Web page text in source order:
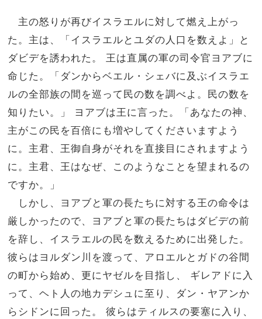
主の怒りが再びイスラエルに対して燃え上がっ
た。主は、「イスラエルとユダの人口を数えよ」と
ダビデを誘われた。 王は直属の軍の司令官ヨアブに
命じた。「ダンからベエル・シェバに及ぶイスラエ
ルの全部族の間を巡って民の数を調べよ。民の数を
知りたい。」 ヨアブは王に言った。「あなたの神、
主がこの民を百倍にも増やしてくださいますよう
に。主君、王御自身がそれを直接目にされますよう
に。主君、王はなぜ、このようなことを望まれるの
ですか。」
しかし、ヨアブと軍の長たちに対する王の命令は
厳しかったので、ヨアブと軍の長たちはダビデの前
を辞し、イスラエルの民を数えるために出発した。
彼らはヨルダン川を渡って、アロエルとガドの谷間
の町から始め、更にヤゼルを目指し、 ギレアドに入
って、ヘト人の地カデシュに至り、ダン・ヤアンか
らシドンに回った。 彼らはティルスの要塞に入り、